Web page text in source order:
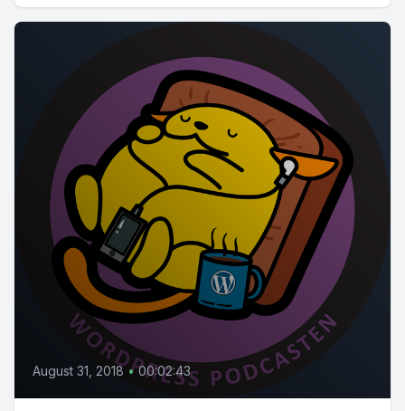
August 31, 2018 • 00:02:43